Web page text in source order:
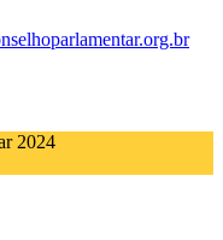
2024